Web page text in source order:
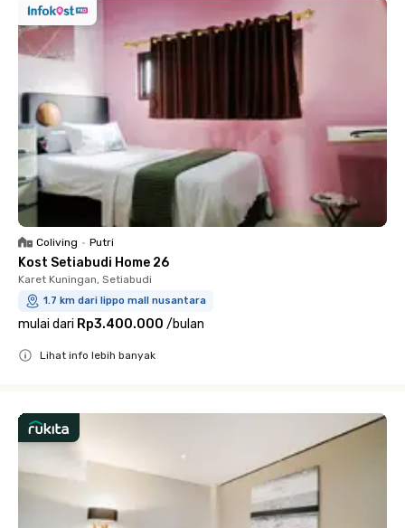
Coliving • Putri
Kost Setiabudi Home 26
Karet Kuningan, Setiabudi
1.7 km dari lippo mall nusantara
mulai dari Rp3.400.000 /bulan
Lihat info lebih banyak